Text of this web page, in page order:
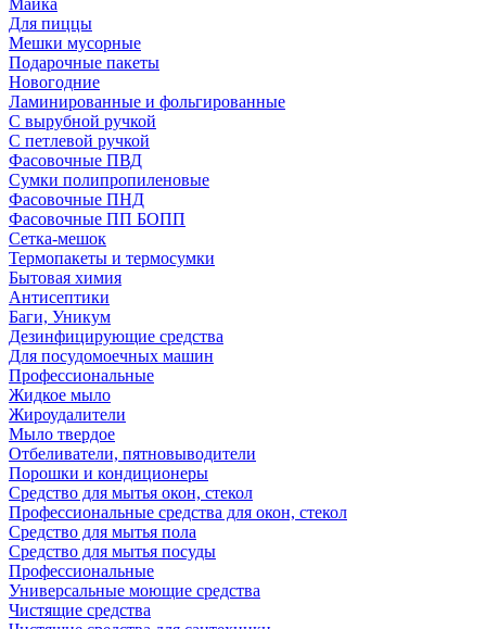
Майка
Для пиццы
Мешки мусорные
Подарочные пакеты
Новогодние
Ламинированные и фольгированные
С вырубной ручкой
С петлевой ручкой
Фасовочные ПВД
Сумки полипропиленовые
Фасовочные ПНД
Фасовочные ПП БОПП
Сетка-мешок
Термопакеты и термосумки
Бытовая химия
Антисептики
Баги, Уникум
Дезинфицирующие средства
Для посудомоечных машин
Профессиональные
Жидкое мыло
Жироудалители
Мыло твердое
Отбеливатели, пятновыводители
Порошки и кондиционеры
Средство для мытья окон, стекол
Профессиональные средства для окон, стекол
Средство для мытья пола
Средство для мытья посуды
Профессиональные
Универсальные моющие средства
Чистящие средства